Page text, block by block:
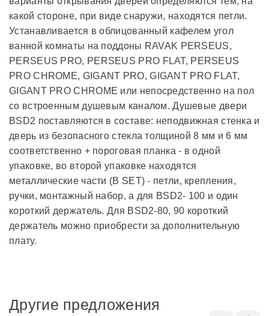
какой стороне, при виде снаружи, находятся петли.
Устанавливается в облицованный кафелем угол
ванной комнаты на поддоны RAVAK PERSEUS,
PERSEUS PRO, PERSEUS PRO FLAT, PERSEUS
PRO CHROME, GIGANT PRO, GIGANT PRO FLAT,
GIGANT PRO CHROME или непосредственно на пол
со встроенным душевым каналом. Душевые двери
BSD2 поставляются в составе: неподвижная стенка и
дверь из безопасного стекла толщиной 8 мм и 6 мм
соответственно + пороговая планка - в одной
упаковке, во второй упаковке находятся
металлические части (B SET) - петли, крепления,
ручки, монтажный набор, а для BSD2- 100 и один
короткий держатель. Для BSD2-80, 90 короткий
держатель можно приобрести за дополнительную
плату.
Другие предложения